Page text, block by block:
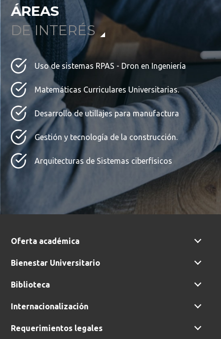
ÁREAS
DE INTERÉS
Uso de sistemas RPAS - Dron en Ingeniería
Matemáticas Curriculares Universitarias.
Desarrollo de utillajes para manufactura
Gestión y tecnología de la construcción.
Arquitecturas de Sistemas ciberfísicos
Oferta académica
Bienestar Universitario
Biblioteca
Internacionalización
Requerimientos legales